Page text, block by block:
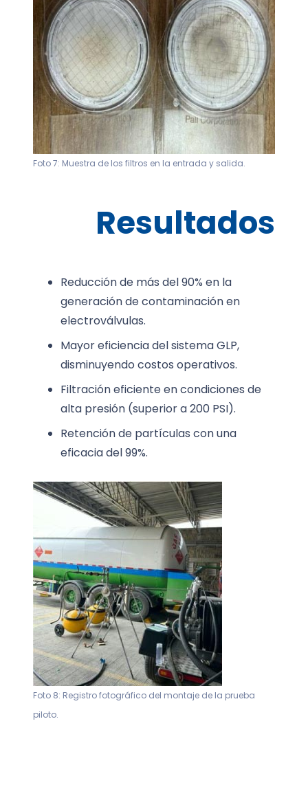
Foto 7: Muestra de los filtros en la entrada y salida.
Resultados
Reducción de más del 90% en la
generación de contaminación en
electroválvulas.
Mayor eficiencia del sistema GLP,
disminuyendo costos operativos.
Filtración eficiente en condiciones de
alta presión (superior a 200 PSI).
Retención de partículas con una
eficacia del 99%.
Foto 8: Registro fotográfico del montaje de la prueba
piloto.